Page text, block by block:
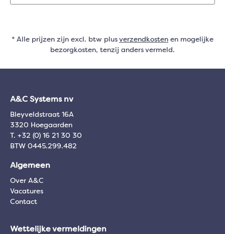
* Alle prijzen zijn excl. btw plus verzendkosten en mogelijke
bezorgkosten, tenzij anders vermeld.
A&C Systems nv
Bleyveldstraat 16A
3320 Hoegaarden
T. +32 (0) 16 21 30 30
BTW 0445.299.482
Algemeen
Over A&C
Vacatures
Contact
Wettelijke vermeldingen